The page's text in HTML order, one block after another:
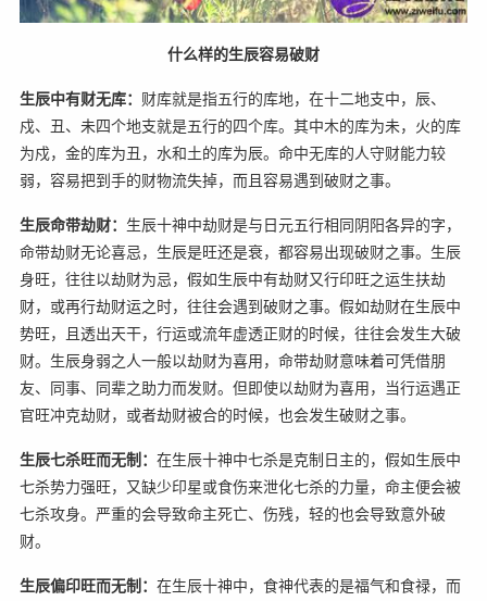
什么样的生辰容易破财
生辰中有财无库： 财库就是指五行的库地，在十二地支中，辰、
戍、丑、未四个地支就是五行的四个库。其中木的库为未，火的库
为戍，金的库为丑，水和土的库为辰。命中无库的人守财能力较
弱，容易把到手的财物流失掉，而且容易遇到破财之事。
生辰命带劫财： 生辰十神中劫财是与日元五行相同阴阳各异的字，
命带劫财无论喜忌，生辰是旺还是衰，都容易出现破财之事。生辰
身旺，往往以劫财为忌，假如生辰中有劫财又行印旺之运生扶劫
财，或再行劫财运之时，往往会遇到破财之事。假如劫财在生辰中
势旺，且透出天干，行运或流年虚透正财的时候，往往会发生大破
财。生辰身弱之人一般以劫财为喜用，命带劫财意味着可凭借朋
友、同事、同辈之助力而发财。但即使以劫财为喜用，当行运遇正
官旺冲克劫财，或者劫财被合的时候，也会发生破财之事。
生辰七杀旺而无制： 在生辰十神中七杀是克制日主的，假如生辰中
七杀势力强旺，又缺少印星或食伤来泄化七杀的力量，命主便会被
七杀攻身。严重的会导致命主死亡、伤残，轻的也会导致意外破
财。
生辰偏印旺而无制： 在生辰十神中，食神代表的是福气和食禄，而